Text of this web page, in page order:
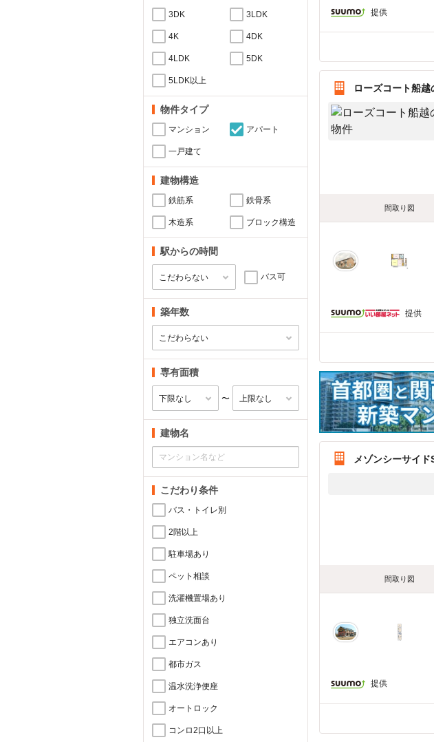
3DK 3LDK
4K 4DK
4LDK 5DK
5LDK以上
物件タイプ
マンション アパート
一戸建て
建物構造
鉄筋系 鉄骨系
木造系 ブロック構造
駅からの時間
バス可
築年数
専有面積
〜
建物名
こだわり条件
バス・トイレ別
2階以上
駐車場あり
ペット相談
洗濯機置場あり
独立洗面台
エアコンあり
都市ガス
温水洗浄便座
オートロック
コンロ2口以上
提供
ローズコート船越
間取り図
提供
メゾンシーサイ
間取り図
提供